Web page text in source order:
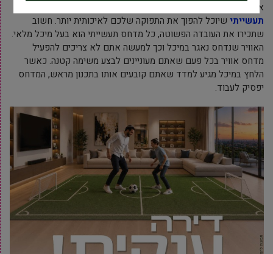
אם אתם קוראים את המילים הללו אתם לבטח מחפשים
תעשייתי שיוכל להפוך את התפוקה שלכם לאיכותית יותר. חשוב
שתכירו את העובדה הפשוטה, כל מדחס תעשייתי הוא בעל מיכל מלאי.
האוויר שנדחס נאגר במיכל וכך למעשה אתם לא צריכים להפעיל
מדחס אוויר בכל פעם שאתם מעוניינים לבצע משימה קטנה. כאשר
הלחץ במיכל מגיע למדד שאתם קובעים אותו בתכנון מראש, המדחס
יפסיק לעבוד.